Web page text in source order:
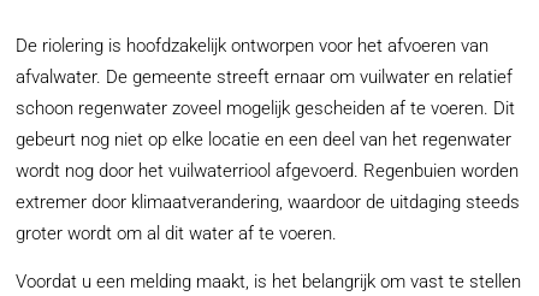
De riolering is hoofdzakelijk ontworpen voor het afvoeren van
afvalwater. De gemeente streeft ernaar om vuilwater en relatief
schoon regenwater zoveel mogelijk gescheiden af te voeren. Dit
gebeurt nog niet op elke locatie en een deel van het regenwater
wordt nog door het vuilwaterriool afgevoerd. Regenbuien worden
extremer door klimaatverandering, waardoor de uitdaging steeds
groter wordt om al dit water af te voeren.
Voordat u een melding maakt, is het belangrijk om vast te stellen